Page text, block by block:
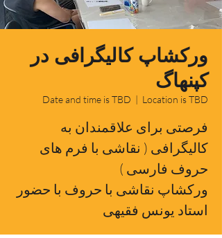
ورکشاپ کالیگرافی در
کپنهاگ
Date and time is TBD
  |
Location is TBD
فرصتی برای علاقمندان به
کالیگرافی ( نقاشی با فرم های
ورکشاپ نقاشی با حروف با حضور
استاد یونس فقیهی